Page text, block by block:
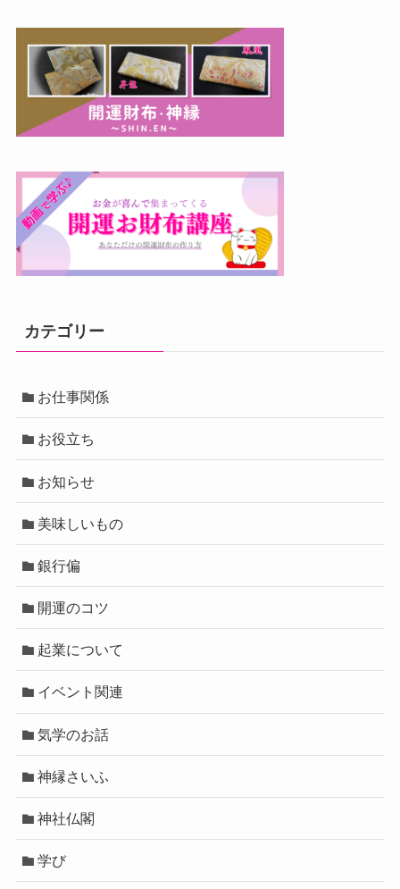
カテゴリー
お仕事関係
お役立ち
お知らせ
美味しいもの
銀行偏
開運のコツ
起業について
イベント関連
気学のお話
神縁さいふ
神社仏閣
学び